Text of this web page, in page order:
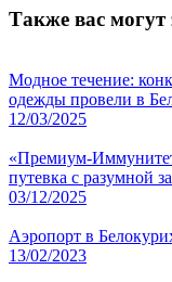
Также вас могут
Модное течение:
одежды провели в
12/03/2025
«Премиум-
путевка с разумной
03/12/2025
Аэропорт в
13/02/2023